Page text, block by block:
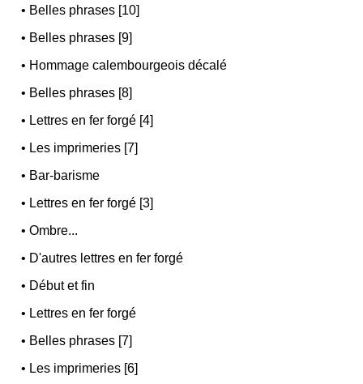
• Belles phrases [10]
• Belles phrases [9]
• Hommage calembourgeois décalé
• Belles phrases [8]
• Lettres en fer forgé [4]
• Les imprimeries [7]
• Bar-barisme
• Lettres en fer forgé [3]
•Ombre...
• D'autres lettres en fer forgé
• Début et fin
• Lettres en fer forgé
• Belles phrases [7]
• Les imprimeries [6]